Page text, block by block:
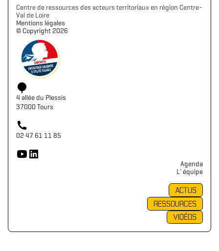
Centre de ressources des acteurs territoriaux en région Centre-
Val de Loire
Mentions légales
©️ Copyright 2026
4 allée du Plessis
37000 Tours
02 47 61 11 85
Agenda
L' équipe
ACTUS
RESSOURCES
VIDÉOS